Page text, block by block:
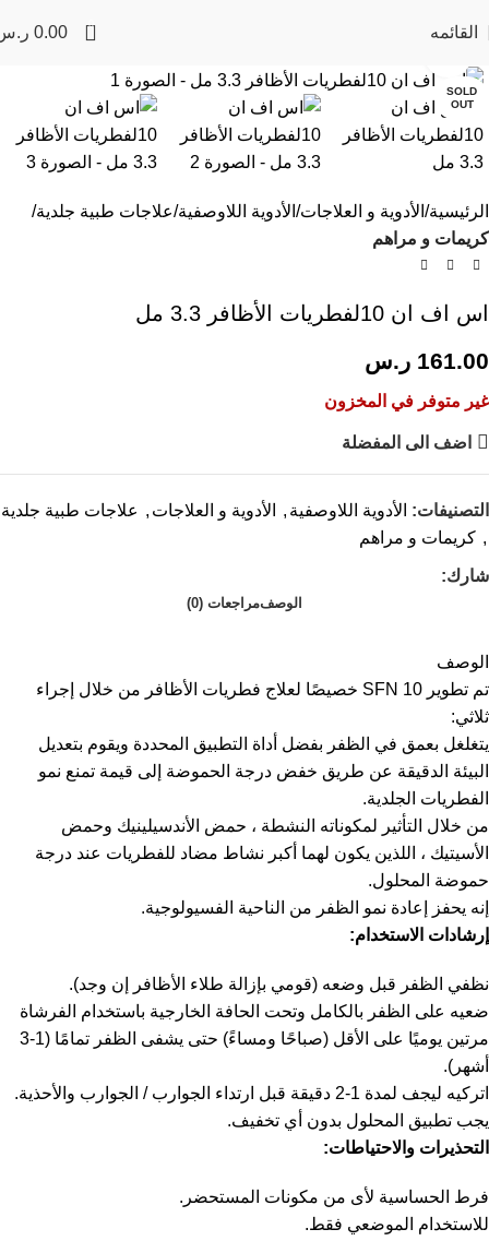
القائمه 0
0.00
SOLD
OUT
الرئيسية الأدوية و العلاجات الأدوية اللاوصفية علاجات طبية جلدية
كريمات و مراهم
اس اف ان 10لفطريات الأظافر 3.3 مل
161.00 ر.س
غير متوفر في المخزون
اضف الى المفضلة
التصنيفات: الأدوية اللاوصفية , الأدوية و العلاجات , علاجات طبية جلدية
, كريمات و مراهم
شارك:
الوصفمراجعات (0)
الوصف
تم تطوير SFN 10 خصيصًا لعلاج فطريات الأظافر من خلال إجراء
ثلاثي:
يتغلغل بعمق في الظفر بفضل أداة التطبيق المحددة ويقوم بتعديل
البيئة الدقيقة عن طريق خفض درجة الحموضة إلى قيمة تمنع نمو
الفطريات الجلدية.
من خلال التأثير لمكوناته النشطة ، حمض الأندسيلينيك وحمض
الأسيتيك ، اللذين يكون لهما أكبر نشاط مضاد للفطريات عند درجة
حموضة المحلول.
إنه يحفز إعادة نمو الظفر من الناحية الفسيولوجية.
إرشادات الاستخدام:
نظفي الظفر قبل وضعه (قومي بإزالة طلاء الأظافر إن وجد).
ضعيه على الظفر بالكامل وتحت الحافة الخارجية باستخدام الفرشاة
مرتين يوميًا على الأقل (صباحًا ومساءً) حتى يشفى الظفر تمامًا (1-3
أشهر).
اتركيه ليجف لمدة 1-2 دقيقة قبل ارتداء الجوارب / الجوارب والأحذية.
يجب تطبيق المحلول بدون أي تخفيف.
التحذيرات والاحتياطات:
فرط الحساسية لأى من مكونات المستحضر.
للاستخدام الموضعي فقط.